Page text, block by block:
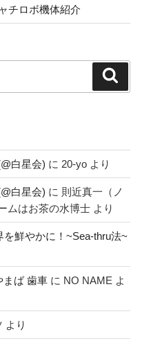
チロボ機体紹介
白星会) に 20-yo より
白星会) に 則近真一（ノ
ムはお茶の水博士 より
鮮やかに！~Sea-thru法~
まば 歯車 に NO NAME よ
より